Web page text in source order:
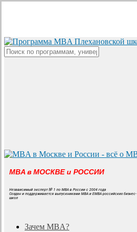
content
MBA в МОСКВЕ и РОССИИ
Независимый эксперт № 1 по MBA в России с 2004 года
Создан и поддерживается выпускниками MBA и EMBA российских бизнес-
школ
search
Menu
Зачем MBA?